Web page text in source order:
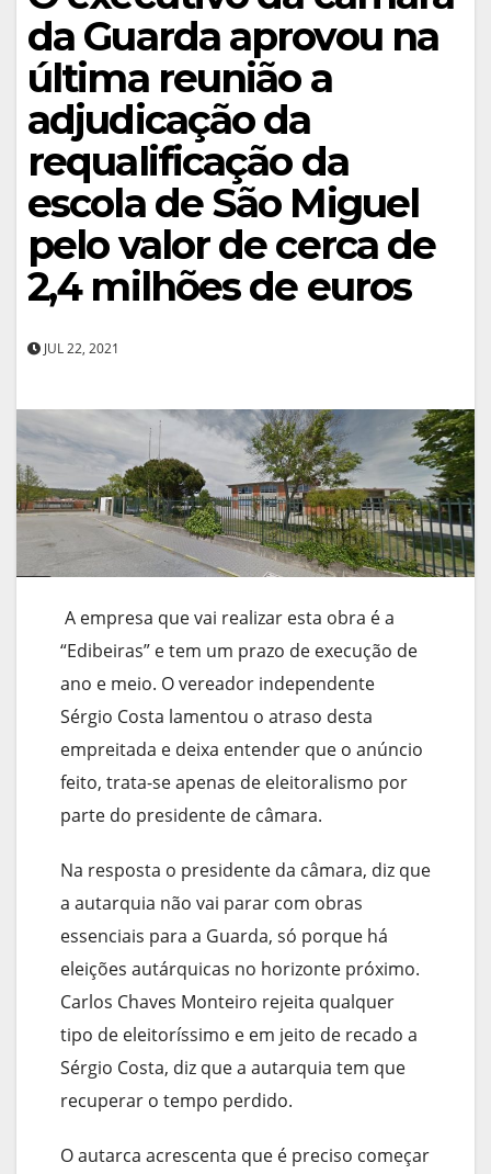
da Guarda aprovou na
última reunião a
adjudicação da
requalificação da
escola de São Miguel
pelo valor de cerca de
2,4 milhões de euros
JUL 22, 2021
A empresa que vai realizar esta obra é a
“Edibeiras” e tem um prazo de execução de
ano e meio. O vereador independente
Sérgio Costa lamentou o atraso desta
empreitada e deixa entender que o anúncio
feito, trata-se apenas de eleitoralismo por
parte do presidente de câmara.
Na resposta o presidente da câmara, diz que
a autarquia não vai parar com obras
essenciais para a Guarda, só porque há
eleições autárquicas no horizonte próximo.
Carlos Chaves Monteiro rejeita qualquer
tipo de eleitoríssimo e em jeito de recado a
Sérgio Costa, diz que a autarquia tem que
recuperar o tempo perdido.
O autarca acrescenta que é preciso começar